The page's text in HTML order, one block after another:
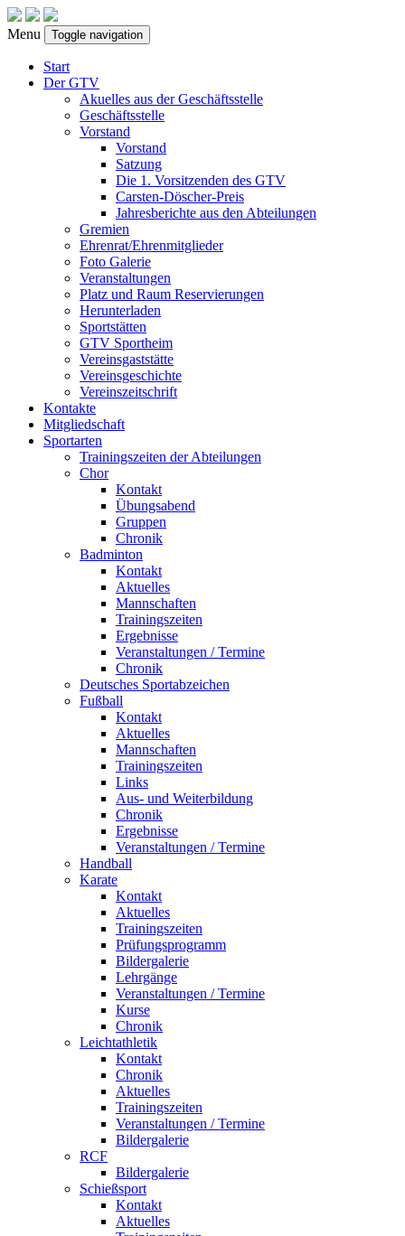
Menu Toggle navigation
Start
Der GTV
Akuelles aus der Geschäftsstelle
Geschäftsstelle
Vorstand
Vorstand
Satzung
Die 1. Vorsitzenden des GTV
Carsten-Döscher-Preis
Jahresberichte aus den Abteilungen
Gremien
Ehrenrat/Ehrenmitglieder
Foto Galerie
Veranstaltungen
Platz und Raum Reservierungen
Herunterladen
Sportstätten
GTV Sportheim
Vereinsgaststätte
Vereinsgeschichte
Vereinszeitschrift
Kontakte
Mitgliedschaft
Sportarten
Trainingszeiten der Abteilungen
Chor
Kontakt
Übungsabend
Gruppen
Chronik
Badminton
Kontakt
Aktuelles
Mannschaften
Trainingszeiten
Ergebnisse
Veranstaltungen / Termine
Chronik
Deutsches Sportabzeichen
Fußball
Kontakt
Aktuelles
Mannschaften
Trainingszeiten
Links
Aus- und Weiterbildung
Chronik
Ergebnisse
Veranstaltungen / Termine
Handball
Karate
Kontakt
Aktuelles
Trainingszeiten
Prüfungsprogramm
Bildergalerie
Lehrgänge
Veranstaltungen / Termine
Kurse
Chronik
Leichtathletik
Kontakt
Chronik
Aktuelles
Trainingszeiten
Veranstaltungen / Termine
Bildergalerie
RCF
Bildergalerie
Schießsport
Kontakt
Aktuelles